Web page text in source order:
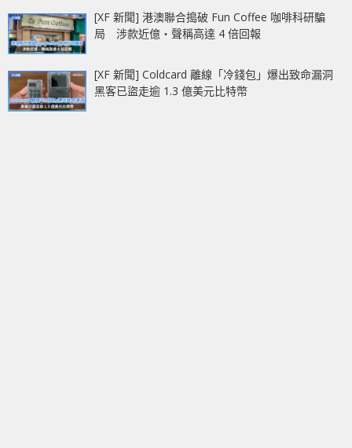
[XF 新聞] 港澳聯合搗破 Fun Coffee 咖啡科研騙
局 涉款近億‧聲稱高達 4 倍回報
[XF 新聞] Coldcard 離線「冷錢包」爆出致命漏洞
黑客已盜走逾 1.3 億美元比特幣